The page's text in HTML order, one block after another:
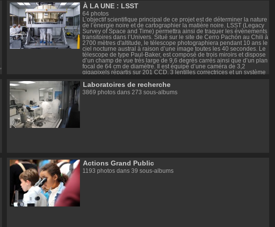
À LA UNE : LSST
64 photos
L’objectif scientifique principal de ce projet est de déterminer la nature
de l’énergie noire et de cartographier la matière noire. LSST (Legacy
Survey of Space and Time) permettra ainsi de traquer les évènements
transitoires dans l’Univers. Situé sur le site de Cerro Pachón au Chili à
2700 mètres d'altitude, le télescope photographiera pendant 10 ans le
ciel nocturne austral à raison d’une image toutes les 40 secondes. Le
télescope de type Paul-Baker, est composé de trois miroirs et dispose
d’un champ de vue très large de 9,6 degrés carrés ainsi que d’un plan
focal de 64 cm de diamètre. Il est équipé d’une caméra de 3,2
gigapixels répartis sur 201 CCD, 3 lentilles correctrices et un système
Durant les 10 années de sa phase d'exploitation (2025-2035), LSST
va produire une quantité de données au moins 10 fois plus importante
que l’existant.
Laboratoires de recherche
3869 photos dans 273 sous-albums
Actions Grand Public
1193 photos dans 39 sous-albums